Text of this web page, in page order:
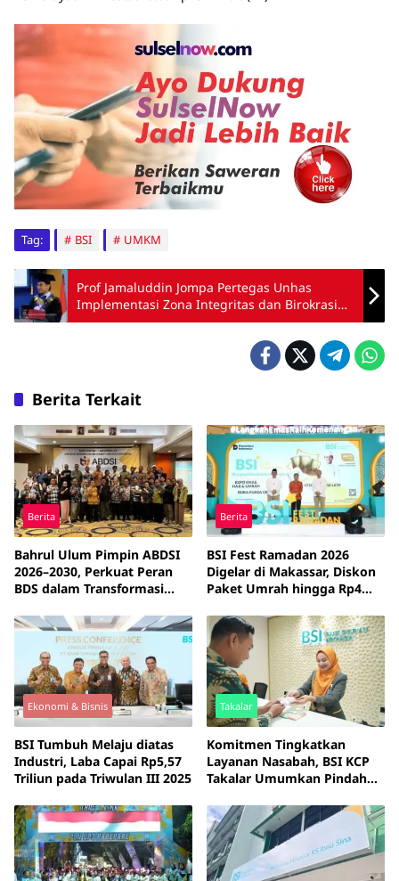
Tag: BSI UMKM
Prof Jamaluddin Jompa Pertegas Unhas
Implementasi Zona Integritas dan Birokrasi
Bersih
Berita Terkait
Berita
Bahrul Ulum Pimpin ABDSI
2026–2030, Perkuat Peran
BDS dalam Transformasi
Berita
BSI Fest Ramadan 2026
Digelar di Makassar, Diskon
Paket Umrah hingga Rp4
Ekonomi & Bisnis
BSI Tumbuh Melaju diatas
Industri, Laba Capai Rp5,57
Triliun pada Triwulan III 2025
Takalar
Komitmen Tingkatkan
Layanan Nasabah, BSI KCP
Takalar Umumkan Pindah